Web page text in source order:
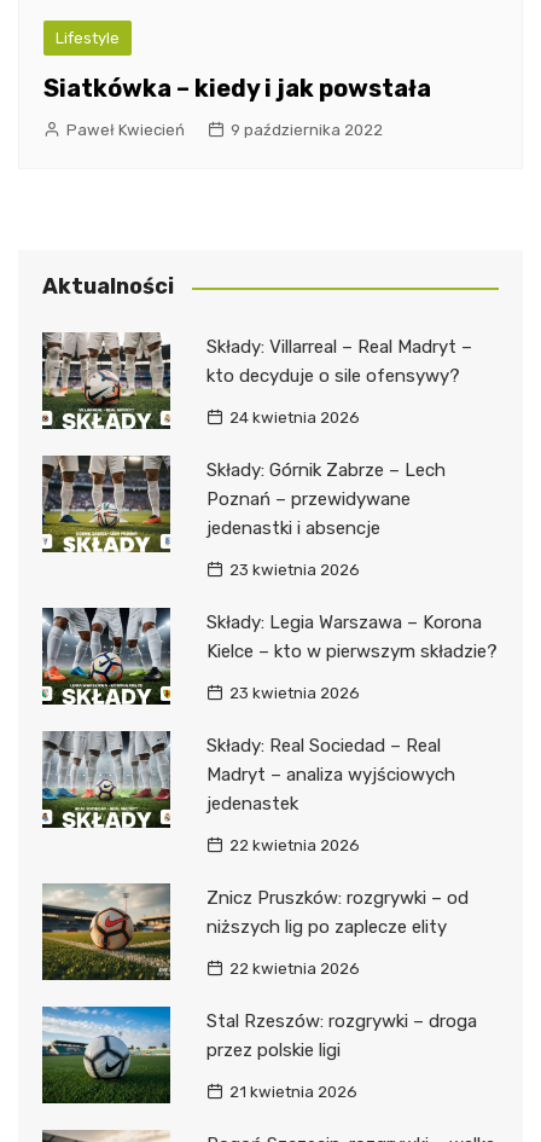
Lifestyle
Siatkówka – kiedy i jak powstała
Paweł Kwiecień 9 października 2022
Aktualności
Składy: Villarreal – Real Madryt –
kto decyduje o sile ofensywy?
24 kwietnia 2026
Składy: Górnik Zabrze – Lech
Poznań – przewidywane
jedenastki i absencje
23 kwietnia 2026
Składy: Legia Warszawa – Korona
Kielce – kto w pierwszym składzie?
23 kwietnia 2026
Składy: Real Sociedad – Real
Madryt – analiza wyjściowych
jedenastek
22 kwietnia 2026
Znicz Pruszków: rozgrywki – od
niższych lig po zaplecze elity
22 kwietnia 2026
Stal Rzeszów: rozgrywki – droga
przez polskie ligi
21 kwietnia 2026